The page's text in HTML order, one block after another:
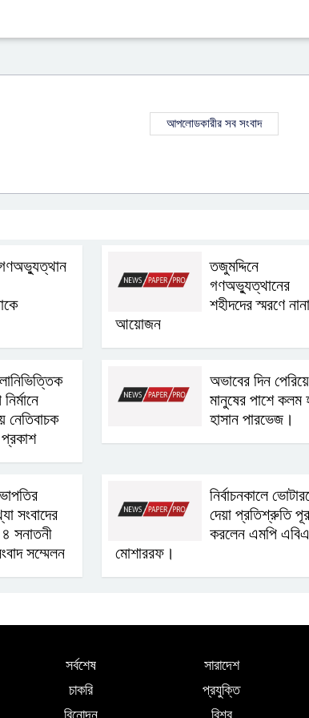
আপলোডকারীর সব সংবাদ
তজুমদ্দিনে
গণঅভ্যুত্থানের
শহীদদের স্মরণে নানা
আয়োজন
নেতিবাচক
অভাবের দিন পেরিয়ে
মানুষের পাশে কলম
হাসান পারভেজ।
সংবাদের
সনাতনী
সম্মেলন
নির্বাচনকালে
দেয়া প্রতিশ্রুতি
করলেন এমপি
মোশাররফ।
সর্বশেষ
সারাদেশ
চাকরি
প্রযুক্তি
বিনোদন
বিশ্ব